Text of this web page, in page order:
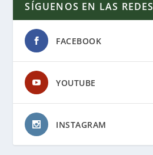
SÍGUENOS EN LAS REDES
FACEBOOK
YOUTUBE
INSTAGRAM